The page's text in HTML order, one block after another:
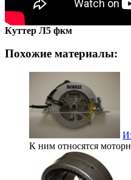
Куттер Л5 фкм
Похожие материалы:
К ним относятся